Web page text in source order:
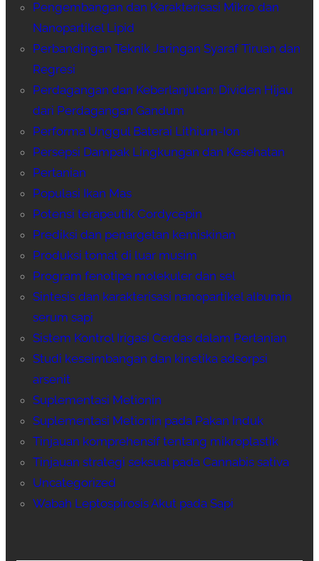
Pengembangan dan Karakterisasi Mikro dan
Nanopartikel Lipid
Perbandingan Teknik Jaringan Syaraf Tiruan dan
Regresi
Perdagangan dan Keberlanjutan: Dividen Hijau
dari Perdagangan Gandum
Performa Unggul Baterai Lithium-Ion
Persepsi Dampak Lingkungan dan Kesehatan
Pertanian
Populasi Ikan Mas
Potensi terapeutik Cordycepin
Prediksi dan penargetan kemiskinan
Produksi tomat di luar musim
Program fenotipe molekuler dan sel
Sintesis dan karakterisasi nanopartikel albumin
serum sapi
Sistem Kontrol Irigasi Cerdas dalam Pertanian
Studi keseimbangan dan kinetika adsorpsi
arsenit
Suplementasi Metionin
Suplementasi Metionin pada Pakan Induk
Tinjauan komprehensif tentang mikroplastik
Tinjauan strategi seksual pada Cannabis sativa
Uncategorized
Wabah Leptospirosis Akut pada Sapi